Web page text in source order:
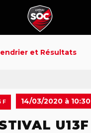
et Résultats
F 14/03/2020 à 10:30
U13F